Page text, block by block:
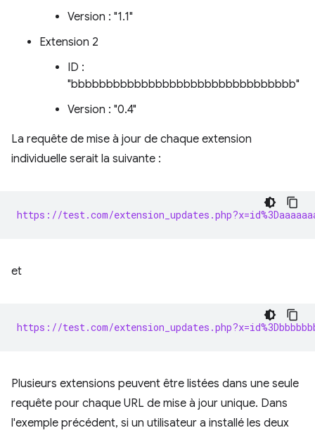
Version : "1.1"
Extension 2
ID :
"bbbbbbbbbbbbbbbbbbbbbbbbbbbbbbbb"
Version : "0.4"
La requête de mise à jour de chaque extension
individuelle serait la suivante :
https://test.com/
et
https://test.com/
Plusieurs extensions peuvent être listées dans une seule
requête pour chaque URL de mise à jour unique. Dans
l'exemple précédent, si un utilisateur a installé les deux